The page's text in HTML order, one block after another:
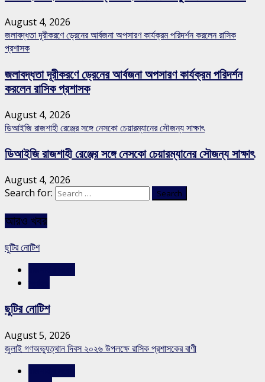
August 4, 2026
জলাবদ্ধতা দূরীকরণে ড্রেনের আর্বজনা অপসারণ কার্যক্রম পরিদর্শন করলেন রাসিক
প্রশাসক
জলাবদ্ধতা দূরীকরণে ড্রেনের আর্বজনা অপসারণ কার্যক্রম পরিদর্শন
করলেন রাসিক প্রশাসক
August 4, 2026
ডিআইজি রাজশাহী রেঞ্জের সঙ্গে নেসকো চেয়ারম্যানের সৌজন্য সাক্ষাৎ
ডিআইজি রাজশাহী রেঞ্জের সঙ্গে নেসকো চেয়ারম্যানের সৌজন্য সাক্ষাৎ
August 4, 2026
Search for:
আরও খবর
ছুটির নোটিশ
ছুটির নোটিশ
August 5, 2026
জুলাই গণঅভ্যুত্থান দিবস ২০২৬ উপলক্ষে রাসিক প্রশাসকের বাণী